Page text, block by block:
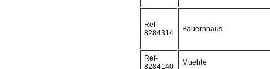
Ref-
8284314
Bauernhaus
Ref-
8284140
Muehle